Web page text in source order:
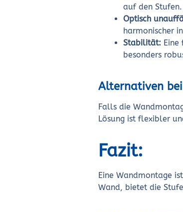
auf den Stufen.
Optisch
harmonischer
Stabilität: Eine
besonders
Alternativen
Falls die
Lösung ist flexibler
Fazit:
Eine Wandmontage
Wand, bietet die